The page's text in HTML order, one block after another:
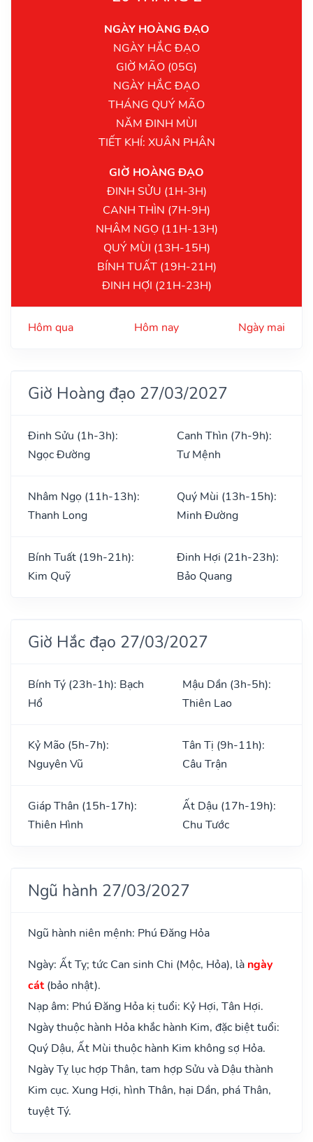
NGÀY HOÀNG ĐẠO
NGÀY HẮC ĐẠO
GIỜ MÃO (05G)
NGÀY HẮC ĐẠO
THÁNG QUÝ MÃO
NĂM ĐINH MÙI
TIẾT KHÍ: XUÂN PHÂN
GIỜ HOÀNG ĐẠO
ĐINH SỬU (1H-3H)
CANH THÌN (7H-9H)
NHÂM NGỌ (11H-13H)
QUÝ MÙI (13H-15H)
BÍNH TUẤT (19H-21H)
ĐINH HỢI (21H-23H)
Hôm qua Hôm nay Ngày mai
Giờ Hoàng đạo 27/03/2027
Đinh Sửu (1h-3h):
Ngọc Đường
Canh Thìn (7h-9h):
Tư Mệnh
Nhâm Ngọ (11h-13h):
Thanh Long
Quý Mùi (13h-15h):
Minh Đường
Bính Tuất (19h-21h):
Kim Quỹ
Đinh Hợi (21h-23h):
Bảo Quang
Giờ Hắc đạo 27/03/2027
Bính Tý (23h-1h): Bạch
Hổ
Mậu Dần (3h-5h):
Thiên Lao
Kỷ Mão (5h-7h):
Nguyên Vũ
Tân Tị (9h-11h):
Câu Trận
Giáp Thân (15h-17h):
Thiên Hình
Ất Dậu (17h-19h):
Chu Tước
Ngũ hành 27/03/2027
Ngũ hành niên mệnh: Phú Đăng Hỏa
Ngày: Ất Tỵ; tức Can sinh Chi (Mộc, Hỏa), là ngày
cát(bảo nhật).
Nạp âm: Phú Đăng Hỏa kị tuổi: Kỷ Hợi, Tân Hợi.
Ngày thuộc hành Hỏa khắc hành Kim, đặc biệt tuổi:
Quý Dậu, Ất Mùi thuộc hành Kim không sợ Hỏa.
Ngày Tỵ lục hợp Thân, tam hợp Sửu và Dậu thành
Kim cục. Xung Hợi, hình Thân, hại Dần, phá Thân,
tuyệt Tý.